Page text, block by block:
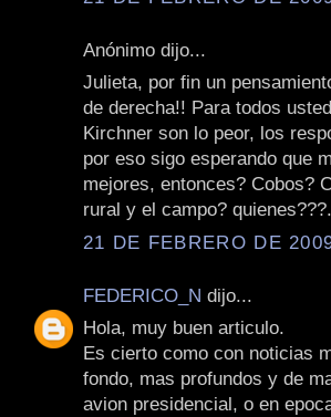
Anónimo dijo...
Julieta, por fin un
de derecha!! Para todos
Kirchner son lo peor, los
por eso sigo esperando que
mejores, entonces? Cobos?
rural y el campo? quienes???.
21 DE FEBRERO DE
FEDERICO_N dijo...
Hola, muy buen articulo.
Es cierto como con noticias
fondo, mas profundos y de
avion presidencial, o en